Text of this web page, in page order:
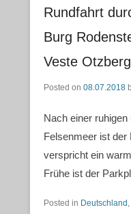
Rundfahrt
Burg
Veste
Posted on 08.07.2018
Nach einer
Felsenmeer ist der
verspricht ein
Frühe ist der
Posted in Deutschland ,